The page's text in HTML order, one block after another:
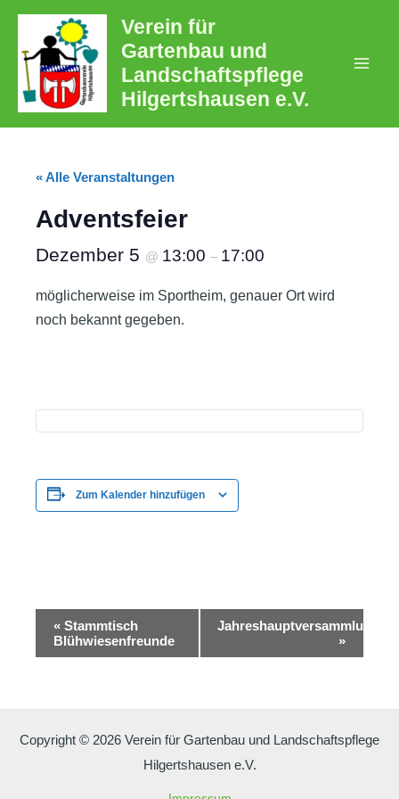
Zum
springen
Verein für
Gartenbau und
Landschaftspflege
Hilgertshausen e.V.
« Alle Veranstaltungen
Adventsfeier
Dezember 5 @ 13:00 – 17:00
möglicherweise im Sportheim, genauer Ort wird
noch bekannt gegeben.
Zum Kalender hinzufügen
Veranstaltung-
Navigation
« Stammtisch
Blühwiesenfreunde
Jahreshauptversammlung
»
Copyright © 2026 Verein für Gartenbau und Landschaftspflege
Hilgertshausen e.V.